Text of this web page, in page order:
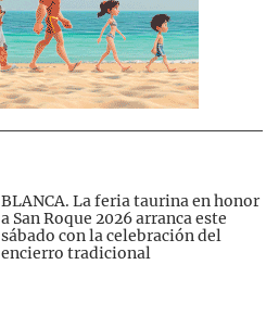
BLANCA. La feria taurina en honor
a San Roque 2026 arranca este
sábado con la celebración del
encierro tradicional